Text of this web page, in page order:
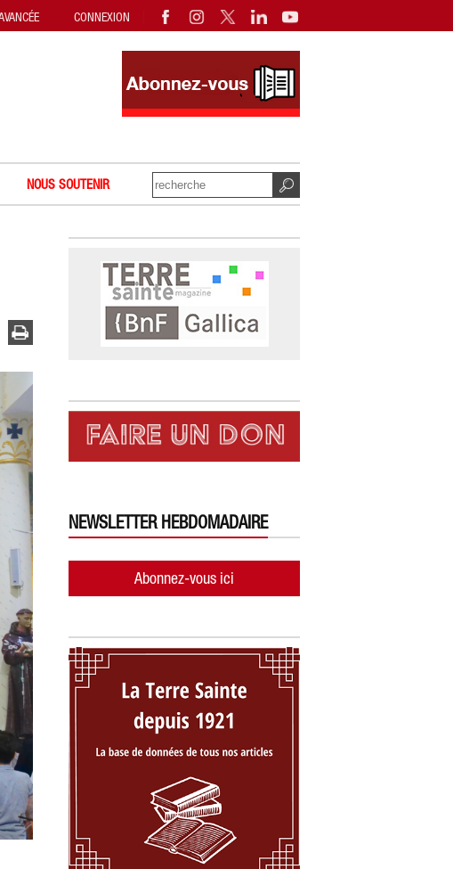
NOUS SOUTENIR
NEWSLETTER HEBDOMADAIRE
Abonnez-vous ici
CONNEXION